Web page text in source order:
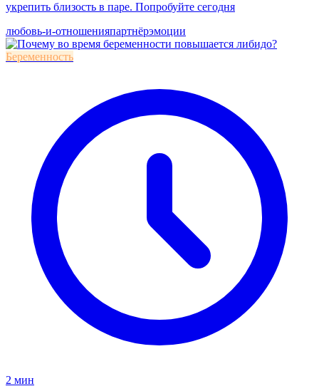
укрепить близость в паре. Попробуйте сегодня
любовь-и-отношенияпартнёрэмоции
Беременность
2 мин